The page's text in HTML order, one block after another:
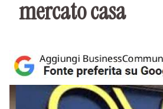
mercato casa